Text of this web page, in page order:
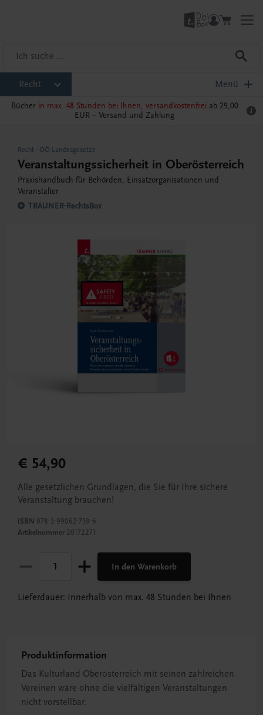
Recht Menü
Bücher in max. 48 Stunden bei Ihnen, versandkostenfrei ab 29,00
EUR – Versand und Zahlung
Recht - OÖ Landesgesetze
Veranstaltungssicherheit in Oberösterreich
Praxishandbuch für Behörden, Einsatzorganisationen und
Veranstalter
TRAUNER-RechtsBox
€ 54,90
Alle gesetzlichen Grundlagen, die Sie für Ihre sichere
Veranstaltung brauchen!
ISBN 978-3-99062-739-6
Artikelnummer 20172271
In den Warenkorb
Lieferdauer: Innerhalb von max. 48 Stunden bei Ihnen
Produktinformation
Das Kulturland Oberösterreich mit seinen zahlreichen
Vereinen wäre ohne die vielfältigen Veranstaltungen
nicht vorstellbar.